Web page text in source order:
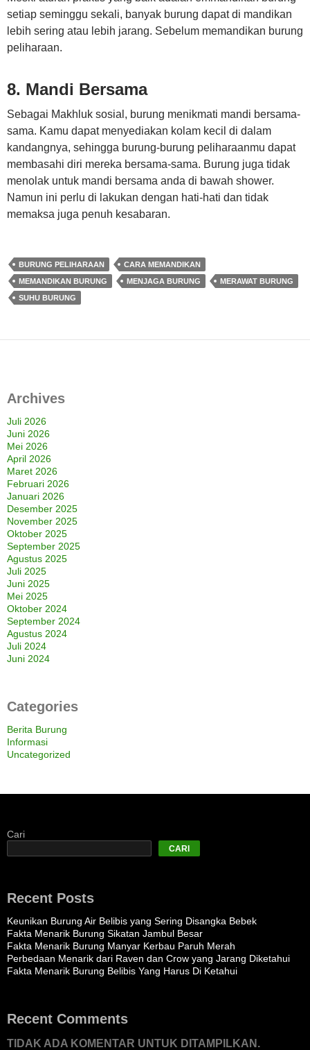
setiap seminggu sekali, banyak burung dapat di mandikan
lebih sering atau lebih jarang. Sebelum memandikan burung
peliharaan.
8. Mandi Bersama
Sebagai Makhluk sosial, burung menikmati mandi bersama-
sama. Kamu dapat menyediakan kolam kecil di dalam
kandangnya, sehingga burung-burung peliharaanmu dapat
membasahi diri mereka bersama-sama. Burung juga tidak
menolak untuk mandi bersama anda di bawah shower.
Namun ini perlu di lakukan dengan hati-hati dan tidak
memaksa juga penuh kesabaran.
BURUNG PELIHARAAN
CARA MEMANDIKAN
MEMANDIKAN BURUNG
MENJAGA BURUNG
MERAWAT BURUNG
SUHU BURUNG
Archives
Juli 2026
Juni 2026
Mei 2026
April 2026
Maret 2026
Februari 2026
Januari 2026
Desember 2025
November 2025
Oktober 2025
September 2025
Agustus 2025
Juli 2025
Juni 2025
Mei 2025
Oktober 2024
September 2024
Agustus 2024
Juli 2024
Juni 2024
Categories
Berita Burung
Informasi
Uncategorized
Cari
CARI
Recent Posts
Keunikan Burung Air Belibis yang Sering Disangka Bebek
Fakta Menarik Burung Sikatan Jambul Besar
Fakta Menarik Burung Manyar Kerbau Paruh Merah
Perbedaan Menarik dari Raven dan Crow yang Jarang Diketahui
Fakta Menarik Burung Belibis Yang Harus Di Ketahui
Recent Comments
TIDAK ADA KOMENTAR UNTUK DITAMPILKAN.